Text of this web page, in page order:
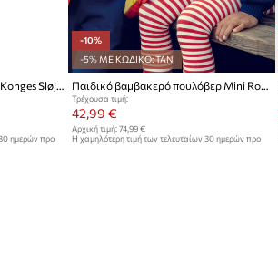
Παιδικό μάλλινο πουλόβερ Konges Sløjd VITUM KNIT SWEATER
ημερών προ
-10%
-5% ΜΕ ΚΩΔΙΚΟ: TAN
Παιδικό βαμβακερό πουλόβερ Mini Rodini E.T.
Τρέχουσα τιμή:
42,99 €
Αρχική τιμή: 74,99 €
Η χαμηλότερη τιμή των τελευταίων 30 ημερών προ